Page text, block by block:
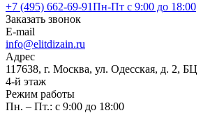
+7 (495) 662-69-91Пн-Пт c 9:00 до 18:00
Заказать звонок
E-mail
info@elitdizain.ru
Адрес
117638, г. Москва, ул. Одесская, д. 2,
4-й этаж
Режим работы
Пн. – Пт.: с 9:00 до 18:00